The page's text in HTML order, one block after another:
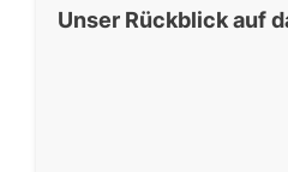
Unser Rückblick auf